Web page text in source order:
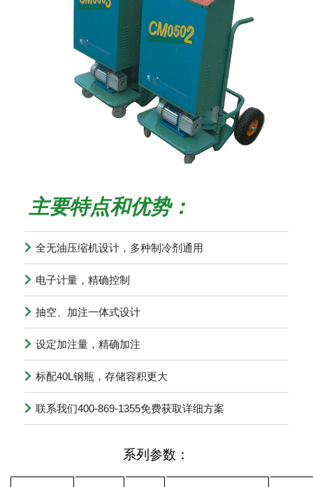
主要特点和优势：
全无油压缩机设计，多种制冷剂通用
电子计量，精确控制
抽空、加注一体式设计
设定加注量，精确加注
标配40L钢瓶，存储容积更大
联系我们400-869-1355免费获取详细方案
系列参数：